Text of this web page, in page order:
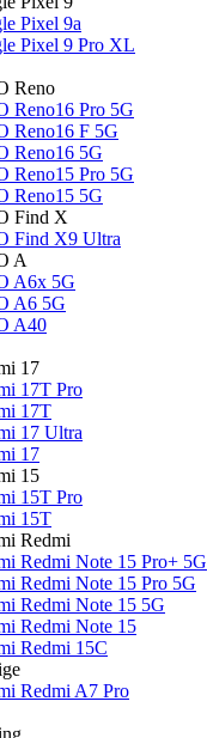
Pixel 9a
Pixel 9 Pro XL
Reno
Reno16 Pro 5G
Reno16 F 5G
Reno16 5G
Reno15 Pro 5G
Reno15 5G
Find X
Find X9 Ultra
A
A6x 5G
A6 5G
A40
17
17T Pro
17T
17 Ultra
17
15
15T Pro
15T
Redmi
Redmi Note 15 Pro+ 5G
Redmi Note 15 Pro 5G
Redmi Note 15 5G
Redmi Note 15
Redmi 15C
Redmi A7 Pro